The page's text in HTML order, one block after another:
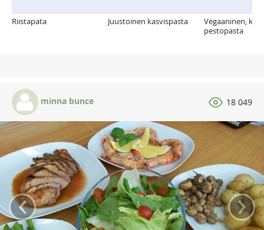
Riistapata Juustoinen kasvispasta
Vegaaninen,
pestopasta
minna bunce 18 049
‹ ›